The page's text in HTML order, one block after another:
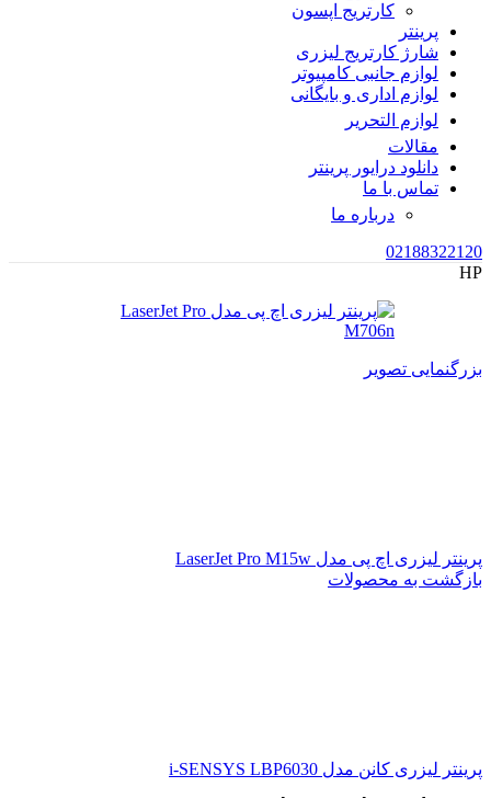
کارتریج اپسون
پرینتر
شارژ کارتریج لیزری
لوازم جانبی کامپیوتر
لوازم اداری و بایگانی
لوازم التحریر
مقالات
دانلود درایور پرینتر
تماس با ما
درباره ما
02188322120
HP
بزرگنمایی تصویر
پرینتر لیزری اچ پی مدل LaserJet Pro M15w
بازگشت به محصولات
پرینتر لیزری کانن مدل i-SENSYS LBP6030